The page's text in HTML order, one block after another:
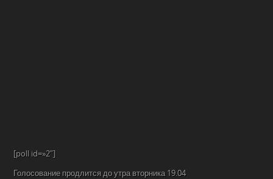
[poll id=»2″]
Голосование продлится до утра вторника 19.04